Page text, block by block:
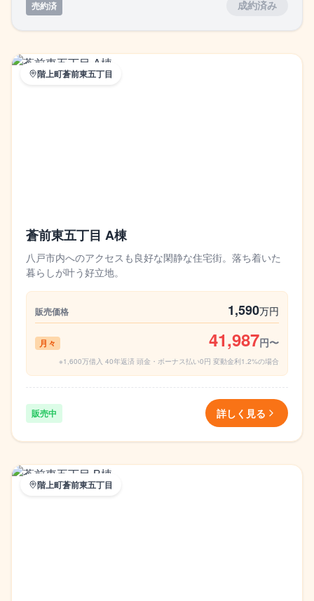
売約済 成約済み
階上町蒼前東五丁目
蒼前東五丁目 A棟
八戸市内へのアクセスも良好な閑静な住宅街。落ち着いた
暮らしが叶う好立地。
販売価格 1,590万円
月々 41,987円〜
※1,600万借入 40年返済 頭金・ボーナス払い0円 変動金利1.2%の場合
販売中 詳しく見る
階上町蒼前東五丁目